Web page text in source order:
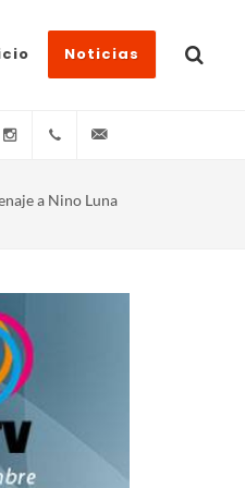
Noticias
Instagram(+54)(9)3548-576073
a Nino Luna